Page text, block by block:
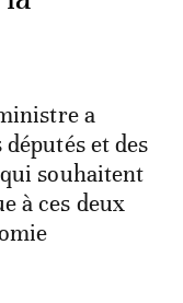
a
et des
souhaitent
à ces deux